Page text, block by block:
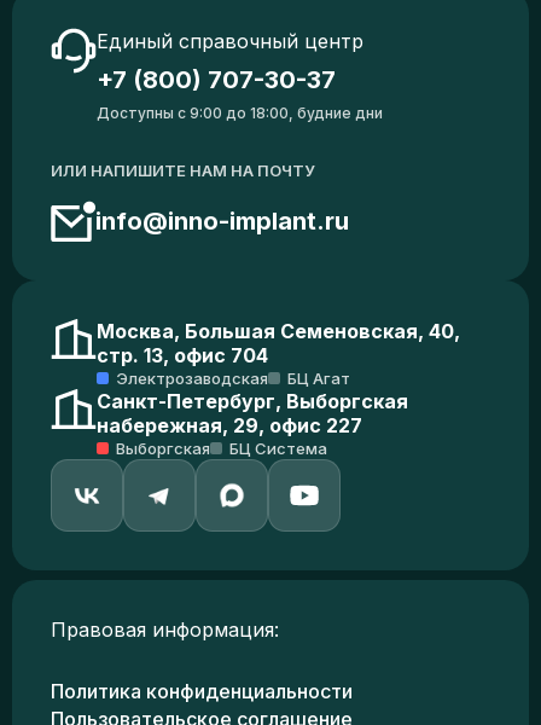
Единый справочный центр
+7 (800) 707-30-37
Доступны с 9:00 до 18:00, будние дни
ИЛИ НАПИШИТЕ НАМ НА ПОЧТУ
info@inno-implant.ru
Москва, Большая Семеновская, 40,
стр. 13, офис 704
Электрозаводская БЦ Агат
Санкт-Петербург, Выборгская
набережная, 29, офис 227
Выборгская БЦ Система
Правовая информация:
Политика конфиденциальности
Пользовательское соглашение